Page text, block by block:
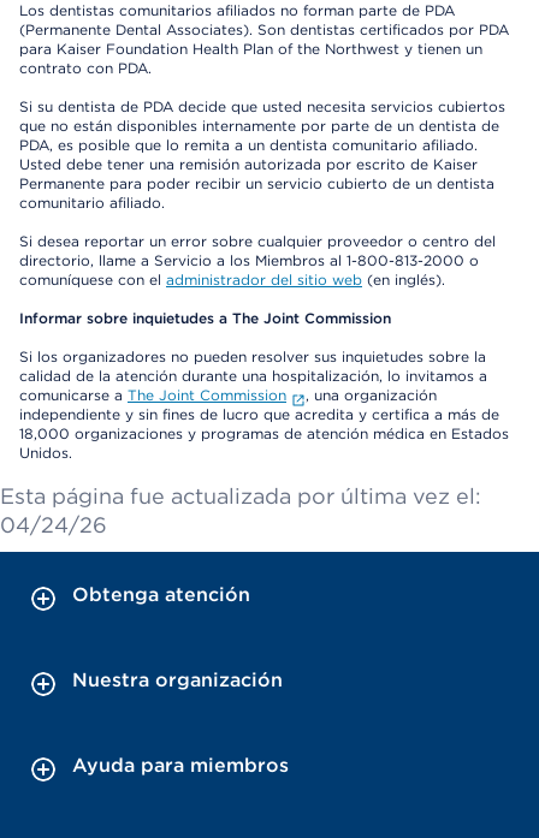
Los dentistas comunitarios afiliados no forman parte de PDA
(Permanente Dental Associates). Son dentistas certificados por PDA
para Kaiser Foundation Health Plan of the Northwest y tienen un
contrato con PDA.
Si su dentista de PDA decide que usted necesita servicios cubiertos
que no están disponibles internamente por parte de un dentista de
PDA, es posible que lo remita a un dentista comunitario afiliado.
Usted debe tener una remisión autorizada por escrito de Kaiser
Permanente para poder recibir un servicio cubierto de un dentista
comunitario afiliado.
Si desea reportar un error sobre cualquier proveedor o centro del
directorio, llame a Servicio a los Miembros al 1-800-813-2000 o
comuníquese con el administrador del sitio web (en inglés).
Informar sobre inquietudes a The Joint Commission
Si los organizadores no pueden resolver sus inquietudes sobre la
calidad de la atención durante una hospitalización, lo invitamos a
comunicarse a The Joint Commission
, una organización
independiente y sin fines de lucro que acredita y certifica a más de
18,000 organizaciones y programas de atención médica en Estados
Unidos.
Esta página fue actualizada por última vez el:
04/24/26
Obtenga atención
Nuestra organización
Ayuda para miembros